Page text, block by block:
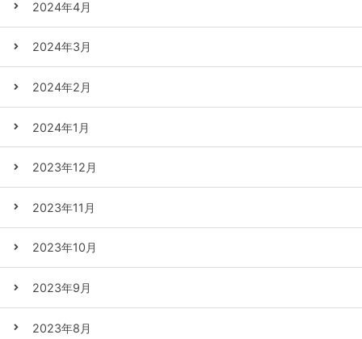
2024年4月
2024年3月
2024年2月
2024年1月
2023年12月
2023年11月
2023年10月
2023年9月
2023年8月